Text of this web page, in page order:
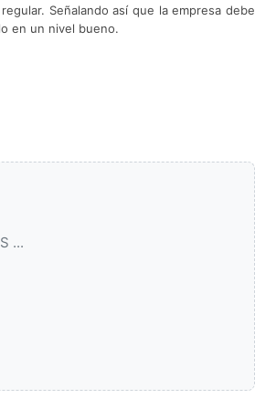
Señalando así que la empresa debe
en un nivel bueno.
...